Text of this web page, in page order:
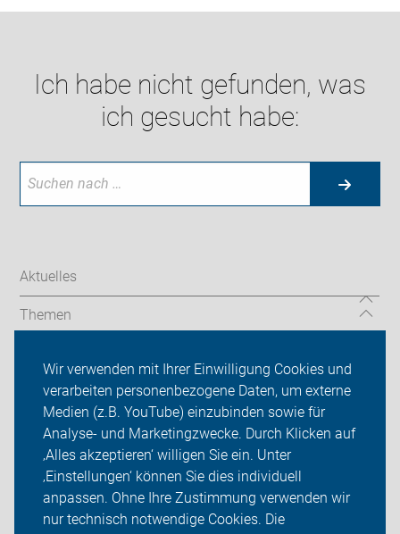
Wir verwenden mit Ihrer Einwilligung Cookies und
verarbeiten personenbezogene Daten, um externe
Medien (z.B. YouTube) einzubinden sowie für
Analyse- und Marketingzwecke. Durch Klicken auf
‚Alles akzeptieren‘ willigen Sie ein. Unter
‚Einstellungen‘ können Sie dies individuell
anpassen. Ohne Ihre Zustimmung verwenden wir
nur technisch notwendige Cookies. Die
Ich habe nicht gefunden, was
ich gesucht habe:
Aktuelles
Themen
Über uns
Sei dabei
Presse
Login